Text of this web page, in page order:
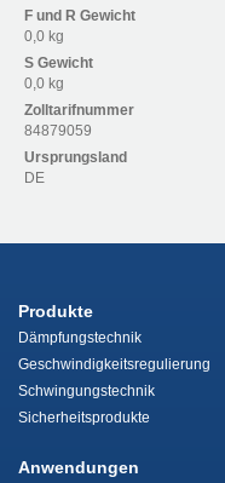
F und R Gewicht
0,0 kg
S Gewicht
0,0 kg
Zolltarifnummer
84879059
Ursprungsland
DE
Produkte
Dämpfungstechnik
Geschwindigkeitsregulierung
Schwingungstechnik
Sicherheitsprodukte
Anwendungen